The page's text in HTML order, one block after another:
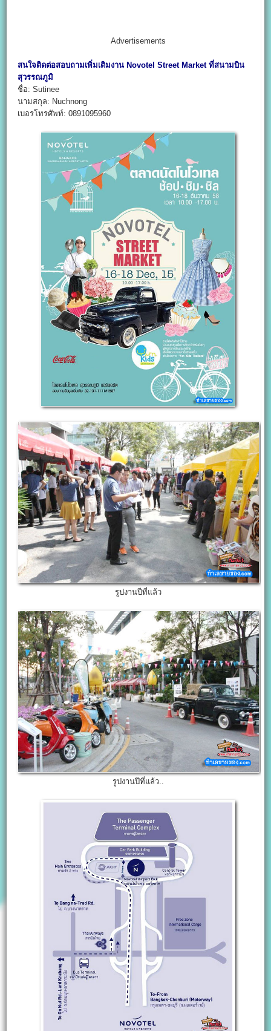
Advertisements
สนใจติดต่อสอบถามเพิ่มเติมงาน Novotel Street Market ที่สนามบิน
สุวรรณภูมิ
ชื่อ: Sutinee
นามสกุล: Nuchnong
เบอรโทรศัพท์: 0891095960
รูปงานปีที่แล้ว
รูปงานปีที่แล้ว..